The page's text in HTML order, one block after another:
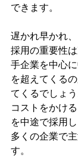
できます。
遅かれ早かれ
採用の重要性
手企業を中心
を超えてくる
てくるでしょ
コストをかけ
を中途で採用
多くの企業で
す。